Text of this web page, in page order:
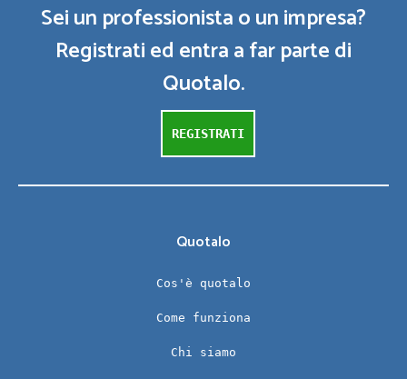
Sei un professionista o un impresa?
Registrati ed entra a far parte di
Quotalo.
REGISTRATI
Quotalo
Cos'è quotalo
Come funziona
Chi siamo